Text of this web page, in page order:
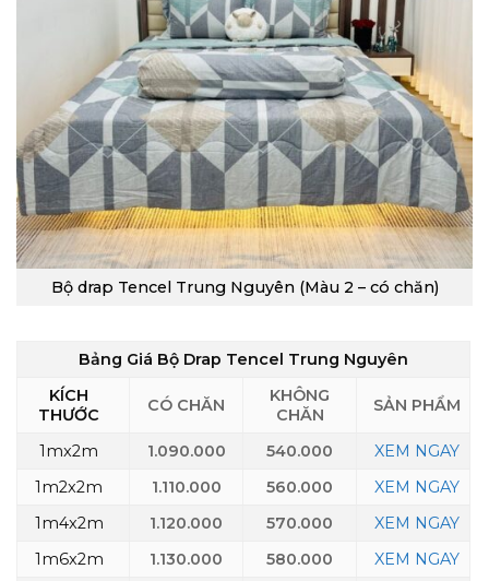
Bộ drap Tencel Trung Nguyên (Màu 2 – có chăn)
Bảng Giá Bộ Drap Tencel Trung Nguyên
KÍCH
THƯỚC
CÓ CHĂN
KHÔNG
CHĂN
SẢN PHẨM
1mx2m 1.090.000 540.000
XEM NGAY
1m2x2m
1.110.000 560.000
XEM NGAY
1m4x2m
1.120.000 570.000
XEM NGAY
1m6x2m
1.130.000 580.000
XEM NGAY